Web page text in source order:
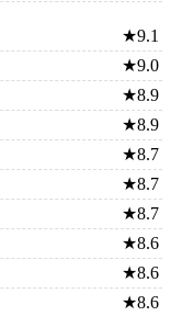
★9.1
★9.0
★8.9
★8.9
★8.7
★8.7
★8.7
★8.6
★8.6
★8.6